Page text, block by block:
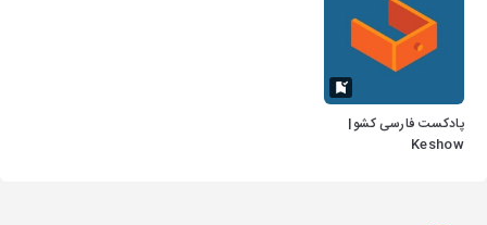
پادکست فارسی کشو|
Keshow